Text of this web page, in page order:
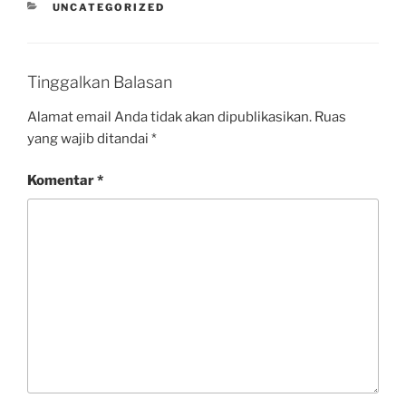
UNCATEGORIZED
Tinggalkan Balasan
Alamat email Anda tidak akan dipublikasikan. Ruas
yang wajib ditandai *
Komentar*